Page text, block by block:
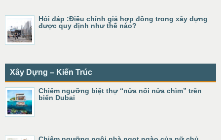
Hỏi đáp :Điều chỉnh giá hợp đồng trong xây dựng
được quy định như thế nào?
Xây Dựng – Kiến Trúc
Chiêm ngưỡng biệt thự “nửa nổi nửa chìm” trên
biển Dubai